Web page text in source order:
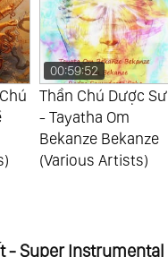
00:59:52
Thần Chú Dược Sư
- Tayatha Om
Bekanze Bekanze
(Various Artists)
- Super Instrumental